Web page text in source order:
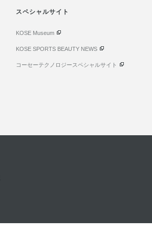
スペシャルサイト
KOSE Museum
KOSE SPORTS BEAUTY NEWS
コーセーテクノロジースペシャルサイト